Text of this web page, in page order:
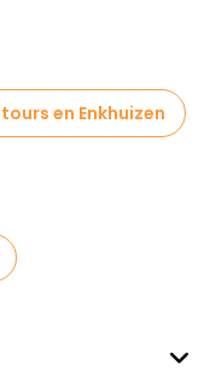
en Enkhuizen